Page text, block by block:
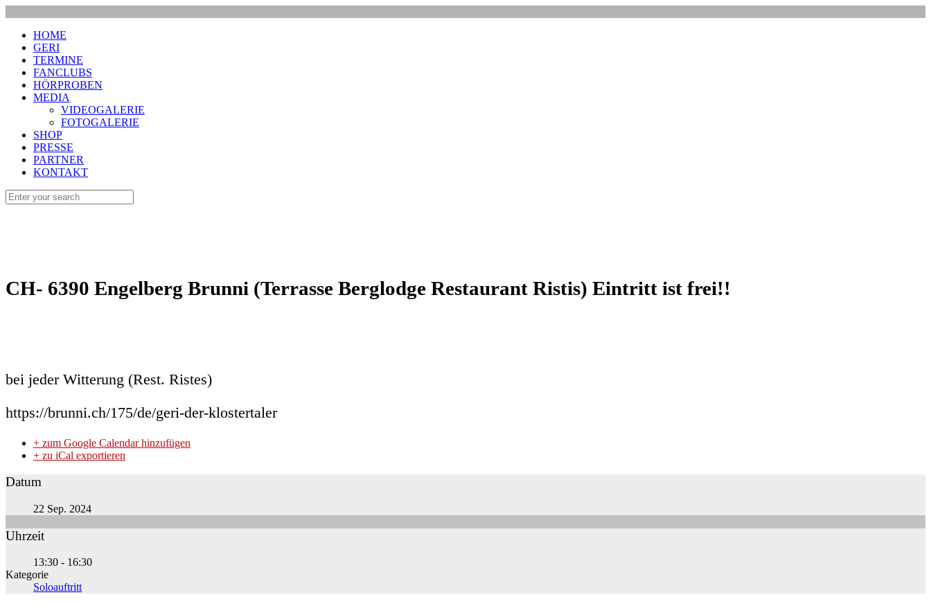
HOME
GERI
TERMINE
FANCLUBS
HÖRPROBEN
MEDIA
VIDEOGALERIE
FOTOGALERIE
SHOP
PRESSE
PARTNER
KONTAKT
CH- 6390 Engelberg Brunni (Terrasse Berglodge Restaurant Ristis) Eintritt ist frei!!
bei jeder Witterung (Rest. Ristes)
https://brunni.ch/175/de/geri-der-klostertaler
+ zum Google Calendar hinzufügen
+ zu iCal exportieren
Datum
22 Sep. 2024
Uhrzeit
13:30 - 16:30
Kategorie
Soloauftritt